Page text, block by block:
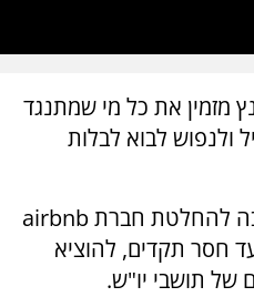
מזמין את כל מי שמתנגד
ולנפוש לבוא לבלות
את הסרטון פרסם גנץ בתגובה להחלטת חברת airbnb
חסר תקדים, להוציא
של תושבי יו"ש.